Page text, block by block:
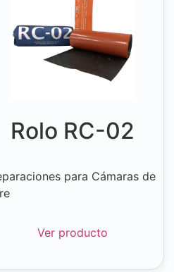
Rolo RC-02
para Cámaras de
Ver producto